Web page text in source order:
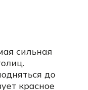
сильная
до
красное